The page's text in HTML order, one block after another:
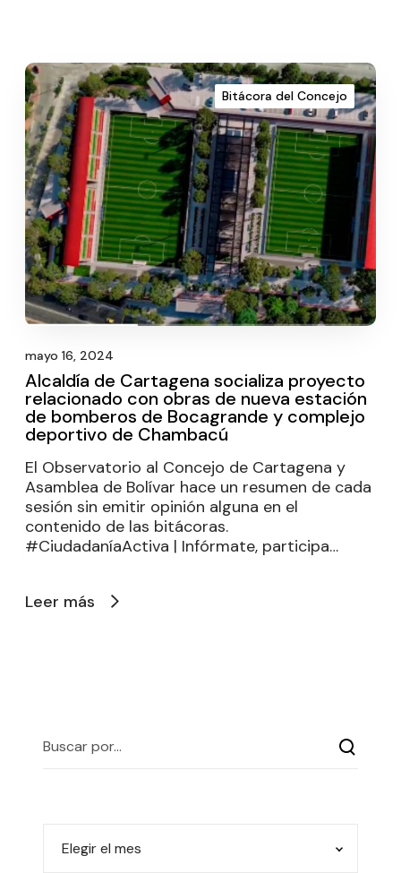
Bitácora del Concejo
mayo 16, 2024
Alcaldía de Cartagena socializa proyecto
relacionado con obras de nueva estación
de bomberos de Bocagrande y complejo
deportivo de Chambacú
El Observatorio al Concejo de Cartagena y
Asamblea de Bolívar hace un resumen de cada
sesión sin emitir opinión alguna en el
contenido de las bitácoras.
#CiudadaníaActiva | Infórmate, participa…
Leer más